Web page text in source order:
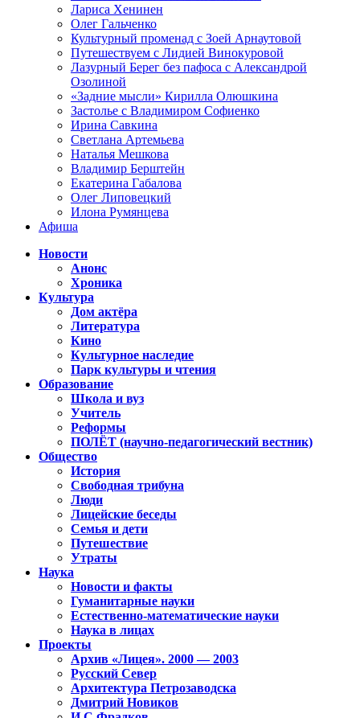
Лариса Хенинен
Олег Гальченко
Культурный променад с Зоей Арнаутовой
Путешествуем с Лидией Винокуровой
Лазурный Берег без пафоса с Александрой
Озолиной
«Задние мысли» Кирилла Олюшкина
Застолье с Владимиром Софиенко
Ирина Савкина
Светлана Артемьева
Наталья Мешкова
Владимир Берштейн
Екатерина Габалова
Олег Липовецкий
Илона Румянцева
Афиша
Новости
Анонс
Хроника
Культура
Дом актёра
Литература
Кино
Культурное наследие
Парк культуры и чтения
Образование
Школа и вуз
Учитель
Реформы
ПОЛЁТ (научно-педагогический вестник)
Общество
История
Свободная трибуна
Люди
Лицейские беседы
Семья и дети
Путешествие
Утраты
Наука
Новости и факты
Гуманитарные науки
Естественно-математические науки
Наука в лицах
Проекты
Архив «Лицея». 2000 — 2003
Русский Север
Архитектура Петрозаводска
Дмитрий Новиков